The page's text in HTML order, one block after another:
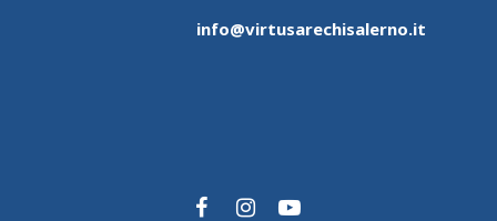
info@virtusarechisalerno.it